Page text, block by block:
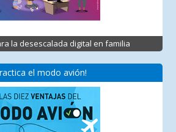
la desescalada digital en familia
el modo avión!